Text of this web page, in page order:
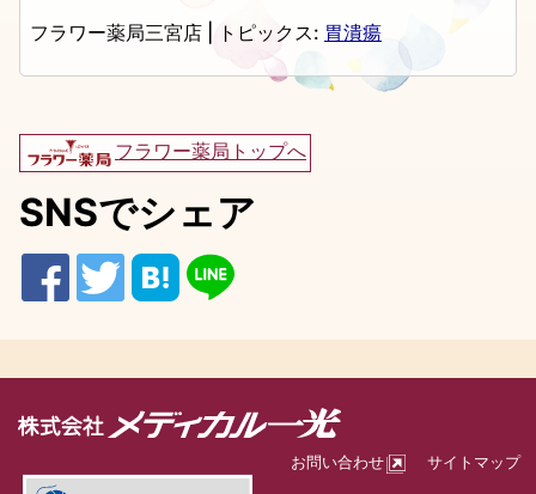
フラワー薬局三宮店
トピックス: 胃潰瘍
フラワー薬局トップへ
SNSでシェア
お問い合わせ サイトマップ